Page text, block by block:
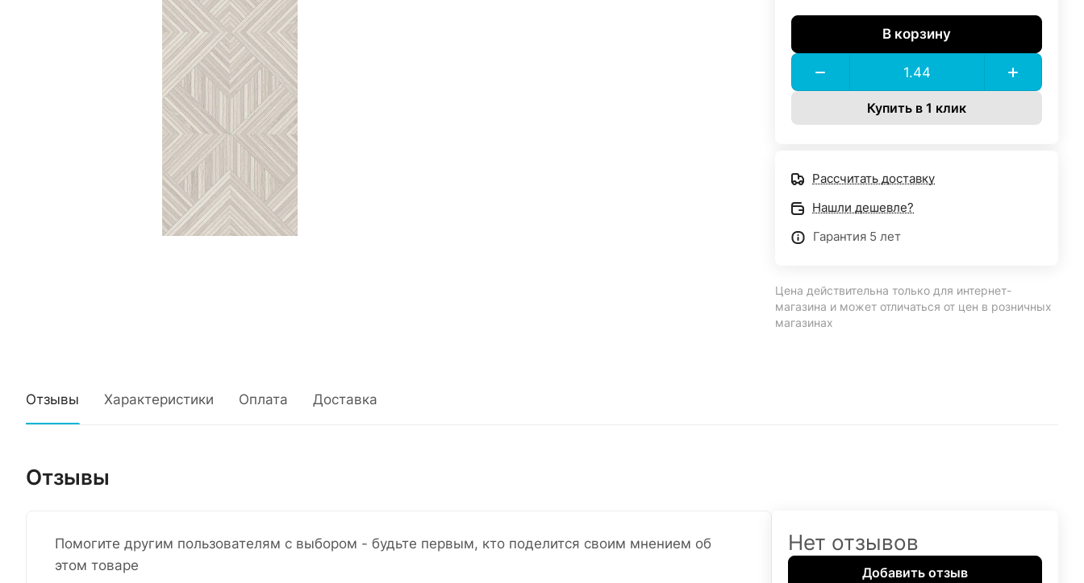
В корзину
Купить в 1 клик
Рассчитать доставку
Нашли дешевле?
Гарантия 5 лет
Цена действительна только для интернет-
магазина и может отличаться от цен в розничных
магазинах
Отзывы Характеристики Оплата Доставка
Отзывы
Помогите другим пользователям с выбором - будьте первым, кто поделится своим мнением об
этом товаре
Нет отзывов
Добавить отзыв